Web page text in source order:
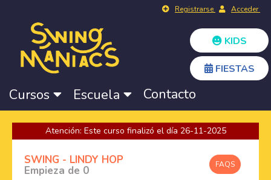
Registrarse Acceder
KIDS
FIESTAS
Cursos Escuela Contacto
Atención: Este curso finalizó el día 26-11-2025
FAQS
SWING - LINDY HOP
Empieza de 0